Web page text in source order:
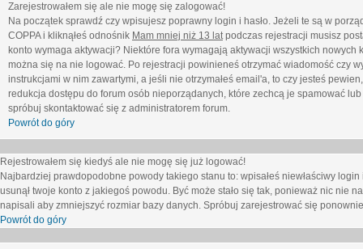
Zarejestrowałem się ale nie mogę się zalogować!
Na początek sprawdź czy wpisujesz poprawny login i hasło. Jeżeli te są w
COPPA i kliknąłeś odnośnik Mam mniej niż 13 latpodczas rejestracji musisz
konto wymaga aktywacji? Niektóre fora wymagają aktywacji wszystkich
można się na nie logować. Po rejestracji powinieneś otrzymać wiadomość czy
instrukcjami w nim zawartymi, a jeśli nie otrzymałeś email'a, to czy jesteś
redukcja dostępu do forum osób nieporządanych, które zechcą je spamować
spróbuj skontaktować się z administratorem forum.
Powrót do góry
Rejestrowałem się kiedyś ale nie mogę się już logować!
Najbardziej prawdopodobne powody takiego stanu to: wpisałeś niewłaściwy
usunął twoje konto z jakiegoś powodu. Być może stało się tak, ponieważ nic nie
napisali aby zmniejszyć rozmiar bazy danych. Spróbuj zarejestrować się
Powrót do góry